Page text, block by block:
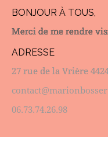
BONJOUR À TOUS,
Merci de me rendre
ADRESSE
27 rue de la Vrière
06.73.74.26.98